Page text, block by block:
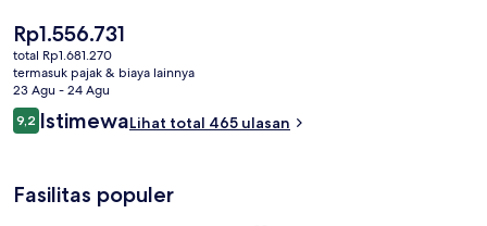
Harga
saat
ini
Rp1.556.731
Rp1.556.731
total Rp1.681.270
termasuk pajak & biaya lainnya
23 Agu - 24 Agu
Ulasan
9,29,2 dari 10
IstimewaLihat total 465 ulasan
Fasilitas populer